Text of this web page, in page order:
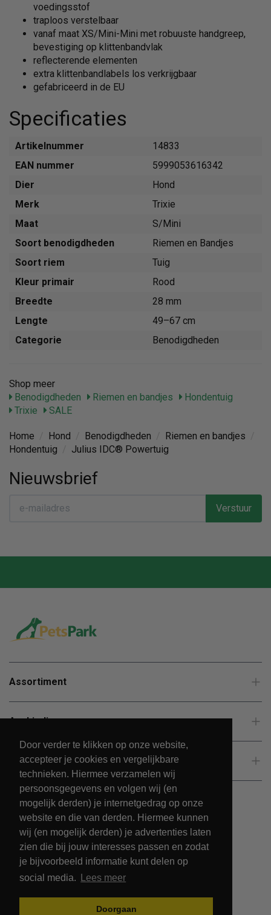
Door verder te klikken op onze website,
accepteer je cookies en vergelijkbare
technieken. Hiermee verzamelen wij
persoonsgegevens en volgen wij (en
mogelijk derden) je internetgedrag op onze
website en die van derden. Hiermee kunnen
wij (en mogelijk derden) je advertenties laten
zien die bij jouw interesses passen en zodat
je bijvoorbeeld informatie kunt delen op
social media.
Lees meer
Doorgaan
voedingsstof
traploos verstelbaar
vanaf maat XS/Mini-Mini met robuuste handgreep,
bevestiging op klittenbandvlak
reflecterende elementen
extra klittenbandlabels los verkrijgbaar
gefabriceerd in de EU
Specificaties
Artikelnummer
14833
EAN nummer
5999053616342
Dier
Hond
Merk
Trixie
Maat
S/Mini
Soort benodigdheden
Riemen en Bandjes
Soort riem
Tuig
Kleur primair
Rood
Breedte
28 mm
Lengte
49–67 cm
Categorie
Benodigdheden
Shop meer
Benodigdheden
Riemen en bandjes
Hondentuig
Trixie
SALE
Home Hond Benodigdheden Riemen en bandjes
Hondentuig
Julius IDC® Powertuig
Nieuwsbrief
Verstuur
Assortiment
Aanbiedingen
Klantenservice